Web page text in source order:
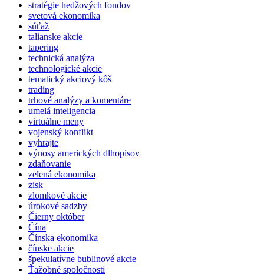
stratégie hedžových fondov
svetová ekonomika
súťaž
talianske akcie
tapering
technická analýza
technologické akcie
tematický akciový kôš
trading
trhové analýzy a komentáre
umelá inteligencia
virtuálne meny
vojenský konflikt
vyhrajte
výnosy amerických dlhopisov
zdaňovanie
zelená ekonomika
zisk
zlomkové akcie
úrokové sadzby
Čierny október
Čína
Čínska ekonomika
čínske akcie
špekulatívne bublinové akcie
Ťažobné spoločnosti